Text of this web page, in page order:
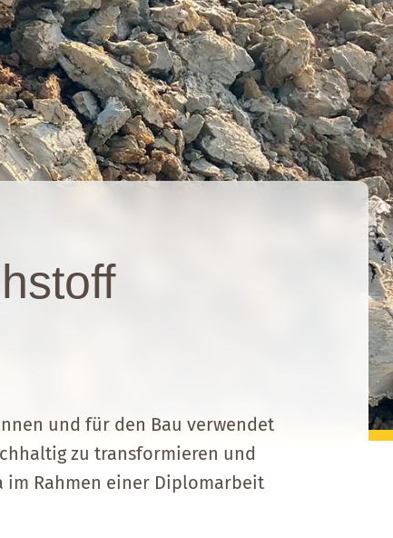
und für den Bau verwendet
zu transformieren und
im Rahmen einer Diplomarbeit